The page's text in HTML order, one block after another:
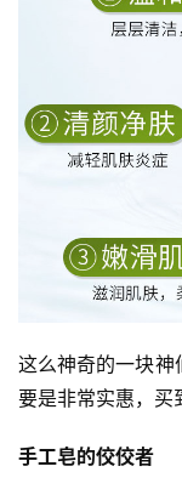
这么神奇的一块神
要是非常实惠，买
手工皂的佼佼者